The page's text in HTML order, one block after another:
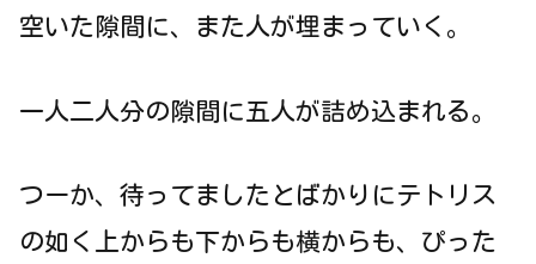
空いた隙間に、また人が埋まっていく。
一人二人分の隙間に五人が詰め込まれる。
つーか、待ってましたとばかりにテトリス
の如く上からも下からも横からも、ぴった